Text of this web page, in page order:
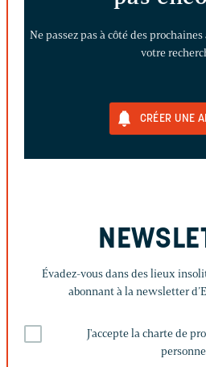
Ne passez pas à côté des
votre
CRÉER UNE
Évadez-vous dans des lieux
abonnant à la newsletter
J'accepte la charte de